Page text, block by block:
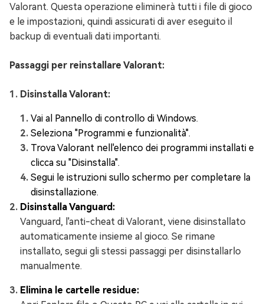
Valorant. Questa operazione eliminerà tutti i file di gioco
e le impostazioni, quindi assicurati di aver eseguito il
backup di eventuali dati importanti.
Passaggi per reinstallare Valorant:
Disinstalla Valorant:
Vai al Pannello di controllo di Windows.
Seleziona "Programmi e funzionalità".
Trova Valorant nell'elenco dei programmi installati e
clicca su "Disinstalla".
Segui le istruzioni sullo schermo per completare la
disinstallazione.
Disinstalla Vanguard:
Vanguard, l'anti-cheat di Valorant, viene disinstallato
automaticamente insieme al gioco. Se rimane
installato, segui gli stessi passaggi per disinstallarlo
manualmente.
Elimina le cartelle residue: